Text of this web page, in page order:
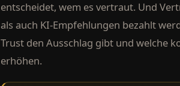
entscheidet, wem es vertraut. Und
als auch KI-Empfehlungen bezahlt
Trust den Ausschlag gibt und welche
erhöhen.